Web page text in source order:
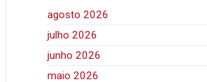
agosto 2026
julho 2026
junho 2026
maio 2026